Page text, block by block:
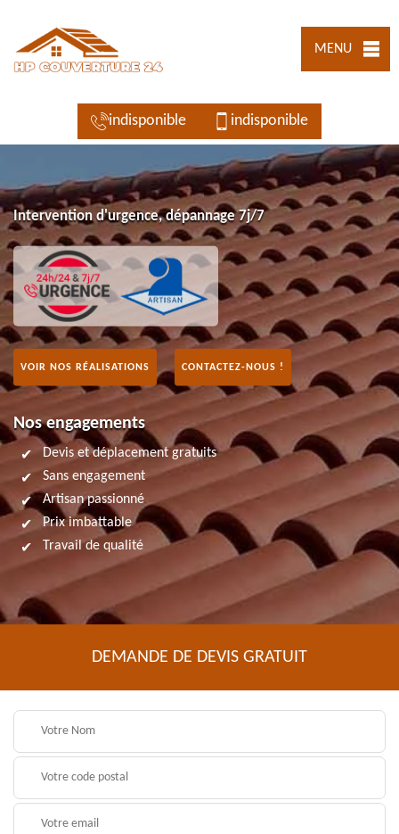
MENU
indisponible indisponible
Intervention d'urgence, dépannage 7j/7
VOIR NOS RÉALISATIONS CONTACTEZ-NOUS !
Nos engagements
Devis et déplacement gratuits
Sans engagement
Artisan passionné
Prix imbattable
Travail de qualité
DEMANDE DE DEVIS GRATUIT